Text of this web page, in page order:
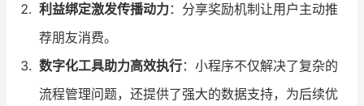
利益绑定激发传播动力：分享奖励机制让用户主动推
荐朋友消费。
数字化工具助力高效执行：小程序不仅解决了复杂的
流程管理问题，还提供了强大的数据支持，为后续优